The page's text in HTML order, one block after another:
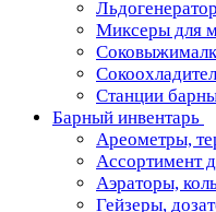
Миксеры для
Станции
Барный инвентарь
Ареометры,
Ассортимент
Аэраторы,
Гейзеры,